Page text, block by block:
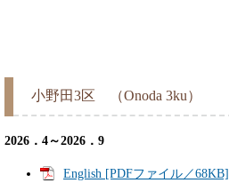
小野田3区 （Onoda 3ku）
2026．4～2026．9
English [PDFファイル／68KB]